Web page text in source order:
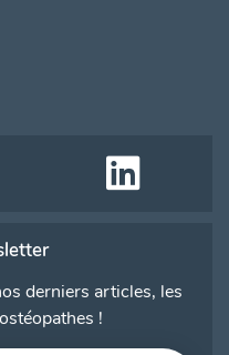
derniers articles, les
!